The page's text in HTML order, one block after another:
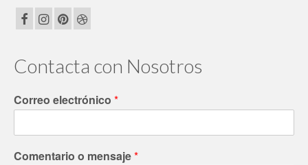
Contacta con Nosotros
Correo electrónico *
Comentario o mensaje*